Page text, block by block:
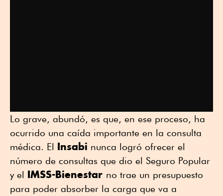
Lo grave, abundó, es que, en ese proceso, ha
ocurrido una caída importante en la consulta
médica. El Insabi nunca logró ofrecer el
número de consultas que dio el Seguro Popular
y el IMSS-Bienestar no trae un presupuesto
para poder absorber la carga que va a